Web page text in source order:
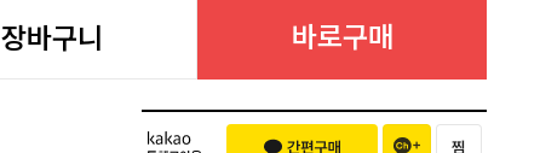
장바구니 바로구매